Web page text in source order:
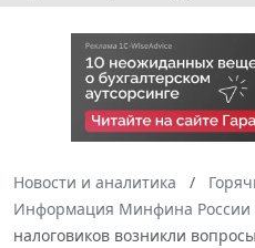
Новости и аналитика
Информация Минфина России
налоговиков возникли